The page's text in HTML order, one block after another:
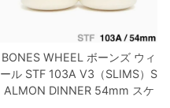
BONES WHEEL ボーンズ ウィ
ール STF 103A V3（SLIMS） S
ALMON DINNER54mm スケ